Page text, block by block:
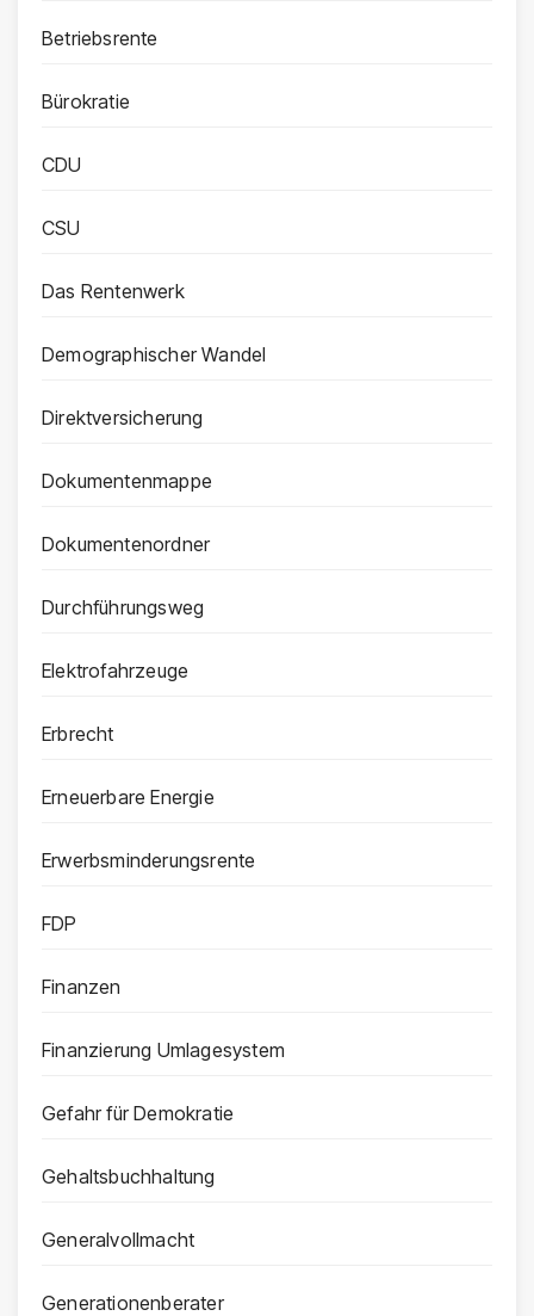
Betriebsrente
Bürokratie
CDU
CSU
Das Rentenwerk
Demographischer Wandel
Direktversicherung
Dokumentenmappe
Dokumentenordner
Durchführungsweg
Elektrofahrzeuge
Erbrecht
Erneuerbare Energie
Erwerbsminderungsrente
FDP
Finanzen
Finanzierung Umlagesystem
Gefahr für Demokratie
Gehaltsbuchhaltung
Generalvollmacht
Generationenberater